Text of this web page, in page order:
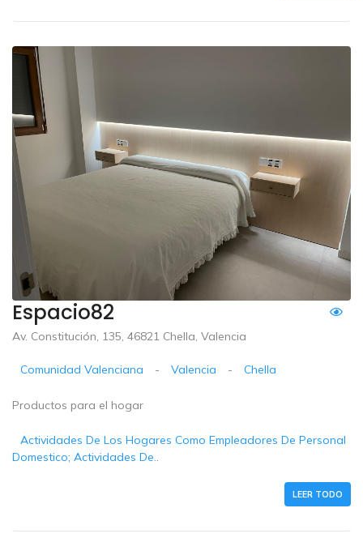
Espacio82
Av. Constitución, 135, 46821 Chella, Valencia
Comunidad Valenciana - Valencia - Chella
Productos para el hogar
Actividades De Los Hogares Como Empleadores De Personal
Domestico; Actividades De..
LEER TODO